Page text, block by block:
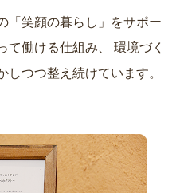
「笑顔の暮らし」をサポー
て働ける仕組み、
しつつ整え続けています。